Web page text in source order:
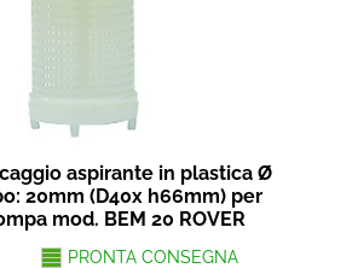
aspirante in plastica Ø
20mm (D40x h66mm) per
mod. BEM 20 ROVER
PRONTA CONSEGNA